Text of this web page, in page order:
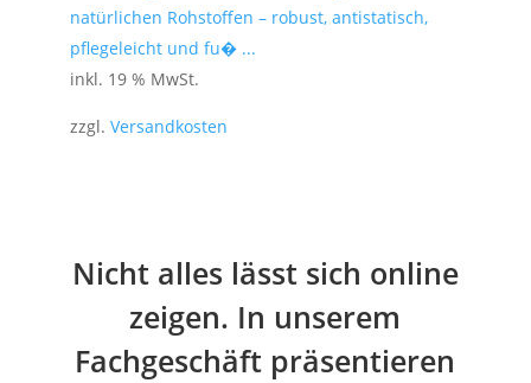
natürlichen Rohstoffen – robust, antistatisch,
pflegeleicht und fu� ...
inkl. 19 % MwSt.
zzgl. Versandkosten
Nicht alles lässt sich online
zeigen. In unserem
Fachgeschäft präsentieren